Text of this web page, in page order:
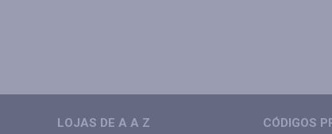
LOJAS DE A A Z CÓDIGOS